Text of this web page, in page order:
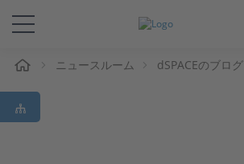
ソリューションと製品
サポート
ニュースルーム dSPACEのブログ